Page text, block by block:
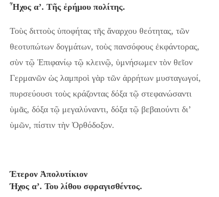
Ἦχος α’. Τῆς ἐρήμου πολίτης.
Τοὺς διττοὺς ὑποφήτας τῆς ἄναρχου θεότητας, τῶν
θεοτυπώτων δογμάτων, τοὺς πανσόφους ἐκφάντορας,
σὺν τῷ Ἐπιφανίῳ τῷ κλεινῷ, ὑμνήσωμεν τὸν θεῖον
Γερμανῶν ὡς λαμπροὶ γὰρ τῶν ἀρρήτων μυσταγωγοί,
πυρσεύουσι τοὺς κράζοντας δόξα τῷ στεφανώσαντι
ὑμᾶς, δόξα τῷ μεγαλύναντι, δόξα τῷ βεβαιούντι δι’
ὑμῶν, πίστιν τὴν Ὀρθόδοξον.
Έτερον Ἀπολυτίκιον
Ήχος α’. Του λίθου σφραγισθέντος.